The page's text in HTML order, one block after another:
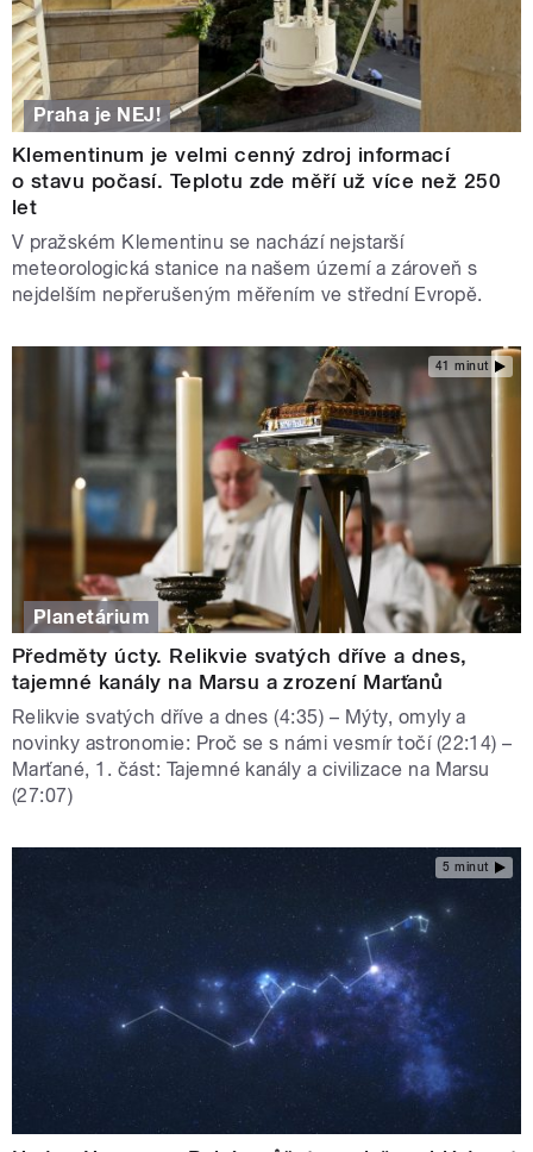
Praha je NEJ!
Klementinum je velmi cenný zdroj informací
o stavu počasí. Teplotu zde měří už více než 250
let
V pražském Klementinu se nachází nejstarší
meteorologická stanice na našem území a zároveň s
nejdelším nepřerušeným měřením ve střední Evropě.
41 minut
Planetárium
Předměty úcty. Relikvie svatých dříve a dnes,
tajemné kanály na Marsu a zrození Marťanů
Relikvie svatých dříve a dnes (4:35) – Mýty, omyly a
novinky astronomie: Proč se s námi vesmír točí (22:14) –
Marťané, 1. část: Tajemné kanály a civilizace na Marsu
(27:07)
5 minut